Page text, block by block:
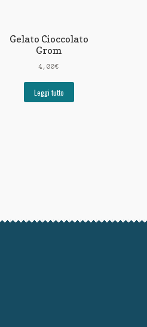
Gelato Cioccolato
Grom
4,00€
Leggi tutto